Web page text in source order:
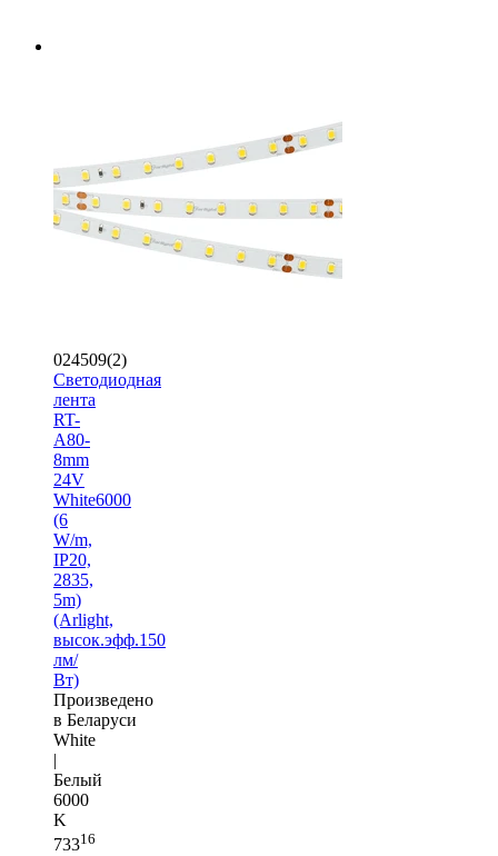
024509(2)
Светодиодная
лента
RT-
A80-
8mm
24V
White6000
(6
W/m,
IP20,
2835,
5m)
(Arlight,
высок.эфф.150
лм/
Вт)
Произведено
в Беларуси
White
|
Белый
6000
K
73316